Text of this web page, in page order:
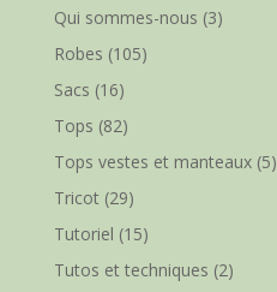
Qui sommes-nous (3)
Robes (105)
Sacs (16)
Tops (82)
Tops vestes et manteaux(5)
Tricot(29)
Tutoriel (15)
Tutos et techniques (2)